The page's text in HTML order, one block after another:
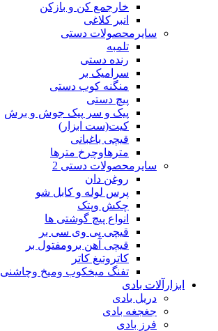
خارجمع کن و بازکن
انبر کلاغی
سایرمحصولات دستی
تلمبه
رنده دستی
سرامیک بر
منگنه کوب دستی
پیچ دستی
پیک و سر پیک جوش و برش
کیت(ست ابزار)
قیچی باغبانی
مترهاوچرخ مترها
سایرمحصولات دستی 2
روغن دان
پرس لوله و کابل شو
چکش وپتک
انواع پیچ گوشتی ها
قیچی پی وی سی بر
قیچی آهن برومفتول بر
کاتروتیغ کاتر
تفنگ میخکوب ومیخ وچاشنی
ابزارآلات بادی
دریل بادی
جغجغه بادی
فرز بادی